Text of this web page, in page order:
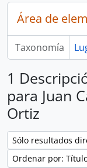
Área de
Taxonomía
1
para Juan
Ortiz
Remove filter:
Sólo resultados
Ordenar por: